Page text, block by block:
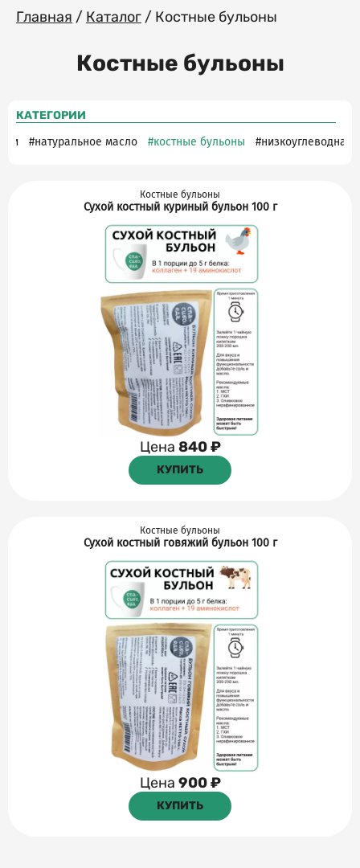
Главная / Каталог / Костные бульоны
Костные бульоны
КАТЕГОРИИ
натуральное масло костные бульоны низкоуглеводная
Костные бульоны
Сухой костный куриный бульон 100 г
Цена 840 ₽
КУПИТЬ
Костные бульоны
Сухой костный говяжий бульон 100 г
Цена 900 ₽
КУПИТЬ